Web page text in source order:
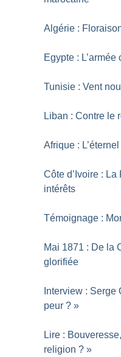
Algérie :
Egypte :
Tunisie : Vent
Liban : Contre le
Afrique :
Côte d’Ivoire :
intérêts
Témoignage :
Mai 1871 : De la
glorifiée
Interview : Serge
peur ? »
Lire :
religion ? »